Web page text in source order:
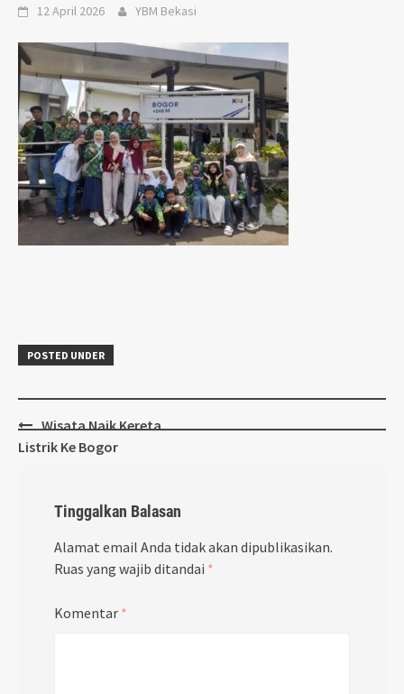
12 April 2026 YBM Bekasi
POSTED UNDER
Post
navigation
Wisata Naik Kereta
Listrik Ke Bogor
Tinggalkan Balasan
Alamat email Anda tidak akan dipublikasikan.
Ruas yang wajib ditandai *
Komentar *